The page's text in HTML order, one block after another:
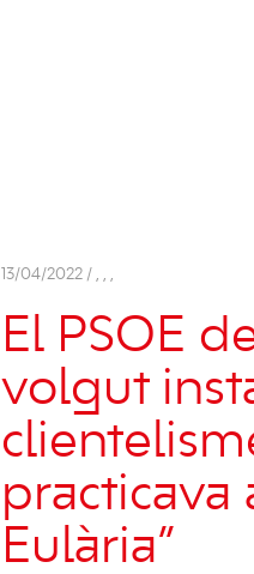
13/04/2022 / , , ,
El PSOE
volgut
practicava
Eulària”